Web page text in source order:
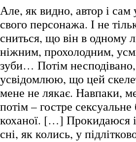
Але, як видно, автор і сам
свого персонажа. І не
сниться, що він в одному
ніжним, прохолодним,
зуби… Потім
усвідомлюю, що цей
мене не лякає. Навпаки,
потім – гостре
коханої. […] Прокидаюся
сні, як колись, у